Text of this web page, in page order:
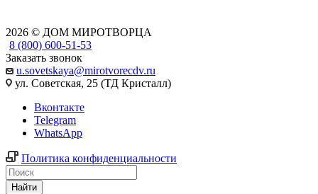
2026 © ДОМ МИРОТВОРЦА
8 (800) 600-51-53
Заказать звонок
u.sovetskaya@mirotvorecdv.ru
ул. Советская, 25 (ТД Кристалл)
Вконтакте
Telegram
WhatsApp
Политика конфиденциальности
Найти